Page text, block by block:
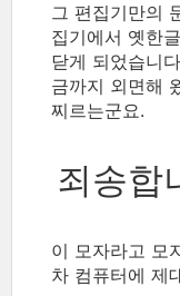
그 편집기만의
집기에서 옛한
닫게 되었습니
금까지 외면해
찌르는군요.
죄송합
이 모자라고 모
차 컴퓨터에 제